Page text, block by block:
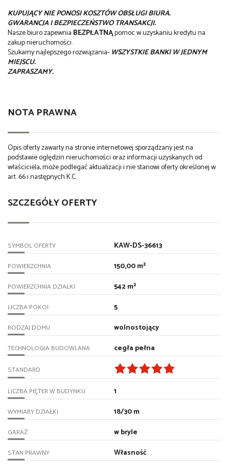
KUPUJĄCY NIE PONOSI KOSZTÓW OBSŁUGI BIURA.
GWARANCJA I BEZPIECZEŃSTWO TRANSAKCJI.
Nasze biuro zapewnia BEZPŁATNĄpomoc w uzyskaniu kredytu na
zakup nieruchomości.
Szukamy najlepszego rozwiązania- WSZYSTKIE BANKI W JEDNYM
MIEJSCU.
ZAPRASZAMY.
NOTA PRAWNA
Opis oferty zawarty na stronie internetowej sporządzany jest na
podstawie oględzin nieruchomości oraz informacji uzyskanych od
właściciela, może podlegać aktualizacji i nie stanowi oferty określonej w
art. 66 i następnych K.C.
SZCZEGÓŁY OFERTY
SYMBOL OFERTY KAW-DS-36613
POWIERZCHNIA 150,00 m²
POWIERZCHNIA DZIAŁKI 542 m²
LICZBA POKOI 5
RODZAJ DOMU wolnostojący
TECHNOLOGIA BUDOWLANA cegła pełna
STANDARD
LICZBA PIĘTER W BUDYNKU 1
WYMIARY DZIAŁKI 18/30 m
GARAŻ w bryle
STAN PRAWNY Własność